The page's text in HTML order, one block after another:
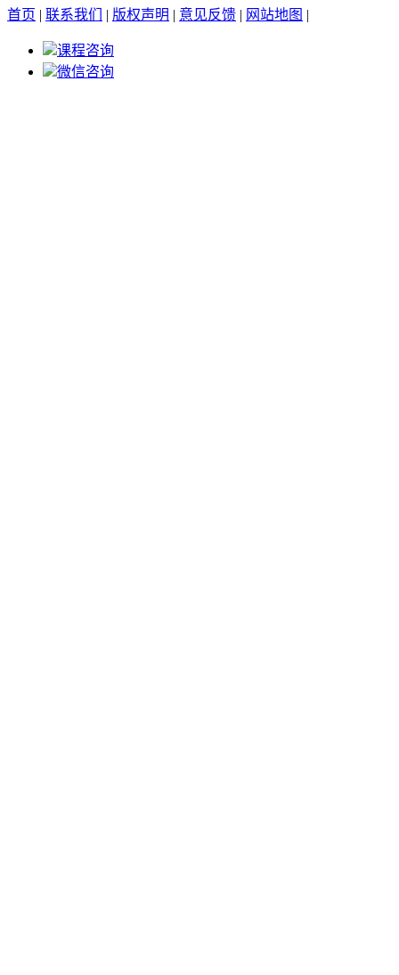
首页 | 联系我们 | 版权声明 | 意见反馈 | 网站地图 |
课程咨询
微信咨询